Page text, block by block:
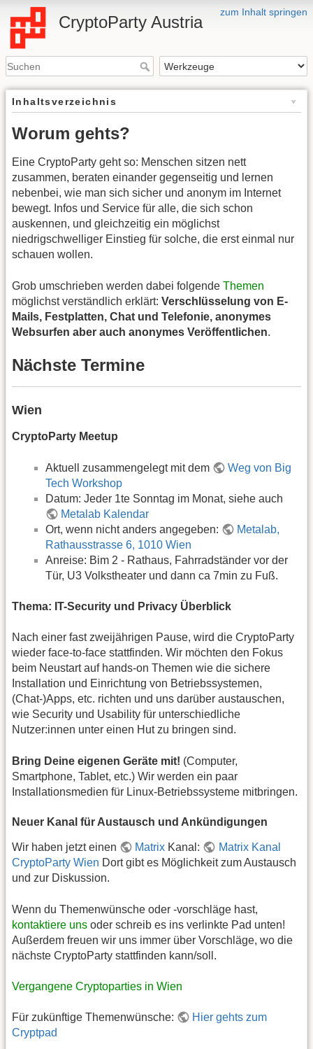
zum Inhalt springen
CryptoParty Austria
Inhaltsverzeichnis
Worum gehts?
Eine CryptoParty geht so: Menschen sitzen nett
zusammen, beraten einander gegenseitig und lernen
nebenbei, wie man sich sicher und anonym im Internet
bewegt. Infos und Service für alle, die sich schon
auskennen, und gleichzeitig ein möglichst
niedrigschwelliger Einstieg für solche, die erst einmal nur
schauen wollen.
Grob umschrieben werden dabei folgende Themen
möglichst verständlich erklärt: Verschlüsselung von E-
Mails, Festplatten, Chat und Telefonie, anonymes
Websurfen aber auch anonymes Veröffentlichen.
Nächste Termine
Wien
CryptoParty Meetup
Aktuell zusammengelegt mit dem
Weg von Big
Tech Workshop
Datum: Jeder 1te Sonntag im Monat, siehe auch
Metalab Kalendar
Ort, wenn nicht anders angegeben:
Metalab,
Rathausstrasse 6, 1010 Wien
Anreise: Bim 2 - Rathaus, Fahrradständer vor der
Tür, U3 Volkstheater und dann ca 7min zu Fuß.
Thema: IT-Security und Privacy Überblick
Nach einer fast zweijährigen Pause, wird die CryptoParty
wieder face-to-face stattfinden. Wir möchten den Fokus
beim Neustart auf hands-on Themen wie die sichere
Installation und Einrichtung von Betriebssystemen,
(Chat-)Apps, etc. richten und uns darüber austauschen,
wie Security und Usability für unterschiedliche
Nutzer:innen unter einen Hut zu bringen sind.
Bring Deine eigenen Geräte mit! (Computer,
Smartphone, Tablet, etc.) Wir werden ein paar
Installationsmedien für Linux-Betriebssysteme mitbringen.
Neuer Kanal für Austausch und Ankündigungen
Wir haben jetzt einen Matrix Kanal:
Matrix Kanal
CryptoParty Wien Dort gibt es Möglichkeit zum Austausch
und zur Diskussion.
Wenn du Themenwünsche oder -vorschläge hast,
kontaktiere uns oder schreib es ins verlinkte Pad unten!
Außerdem freuen wir uns immer über Vorschläge, wo die
nächste CryptoParty stattfinden kann/soll.
Vergangene Cryptoparties in Wien
Für zukünftige Themenwünsche:
Hier gehts zum
Cryptpad